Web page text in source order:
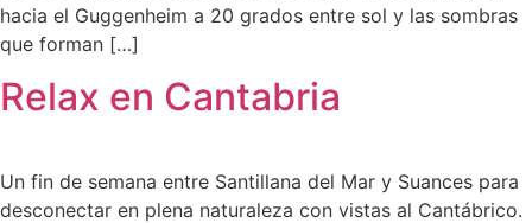
hacia el Guggenheim a 20 grados entre sol y las sombras
que forman […]
Relax en Cantabria
Un fin de semana entre Santillana del Mar y Suances para
desconectar en plena naturaleza con vistas al Cantábrico.